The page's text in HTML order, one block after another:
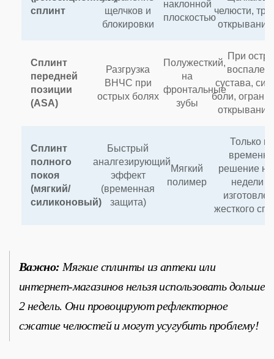
сплинт
щелчков и
блокировки
наклонной
плоскостью
челюсти,
открывании
Сплинт
передней
позиции
(ASA)
Разгрузка
ВНЧС при
острых болях
Полужесткий,
на
фронтальные
зубы
При
сустава,
боли,
открывания
Сплинт
полного
покоя
(мягкий/
силиконовый)
Быстрый
аналгезирующий
эффект
(временная
защита)
Мягкий
полимер
Только
решение
недели
жесткого
Важно: Мягкие сплинты из аптеки или
интернет-магазинов нельзя использовать дольше
2 недель. Они провоцируют рефлекторное
сжатие челюстей и могут усугубить проблему!